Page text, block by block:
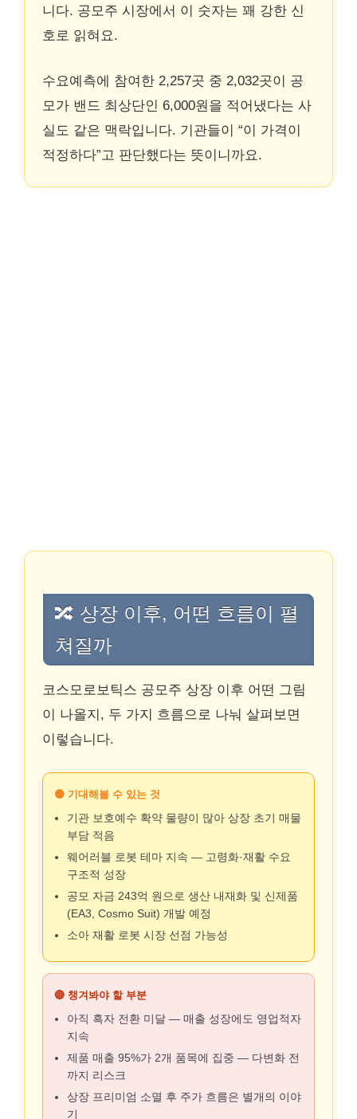
니다. 공모주 시장에서 이 숫자는 꽤 강한 신
호로 읽혀요.
수요예측에 참여한 2,257곳 중 2,032곳이 공
모가 밴드 최상단인 6,000원을 적어냈다는 사
실도 같은 맥락입니다. 기관들이 “이 가격이
적정하다”고 판단했다는 뜻이니까요.
🔀 상장 이후, 어떤 흐름이 펼
쳐질까
코스모로보틱스 공모주 상장 이후 어떤 그림
이 나올지, 두 가지 흐름으로 나눠 살펴보면
이렇습니다.
🟡 기대해볼 수 있는 것
기관 보호예수 확약 물량이 많아 상장 초기 매물
부담 적음
웨어러블 로봇 테마 지속 — 고령화·재활 수요
구조적 성장
공모 자금 243억 원으로 생산 내재화 및 신제품
(EA3, Cosmo Suit) 개발 예정
소아 재활 로봇 시장 선점 가능성
🔴 챙겨봐야 할 부분
아직 흑자 전환 미달 — 매출 성장에도 영업적자
지속
제품 매출 95%가 2개 품목에 집중 — 다변화 전
까지 리스크
상장 프리미엄 소멸 후 주가 흐름은 별개의 이야
기